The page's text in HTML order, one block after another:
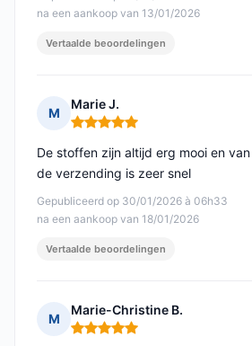
na een aankoop van 13/01/2026
Vertaalde beoordelingen
M
Marie J.
Opmerking: 5 van 5
Gepubliceerd op 30/01/2026 à 06h33
na een aankoop van 18/01/2026
De stoffen zijn altijd erg mooi en
de verzending is zeer snel
Vertaalde beoordelingen
M
Marie-Christine B.
Opmerking: 5 van 5